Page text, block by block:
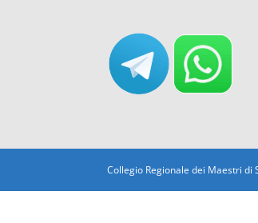
Collegio Regionale dei Maestri di